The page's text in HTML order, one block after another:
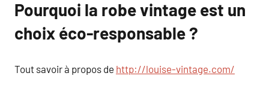
Pourquoi la robe vintage est un
choix éco-responsable ?
Tout savoir à propos de http://louise-vintage.com/